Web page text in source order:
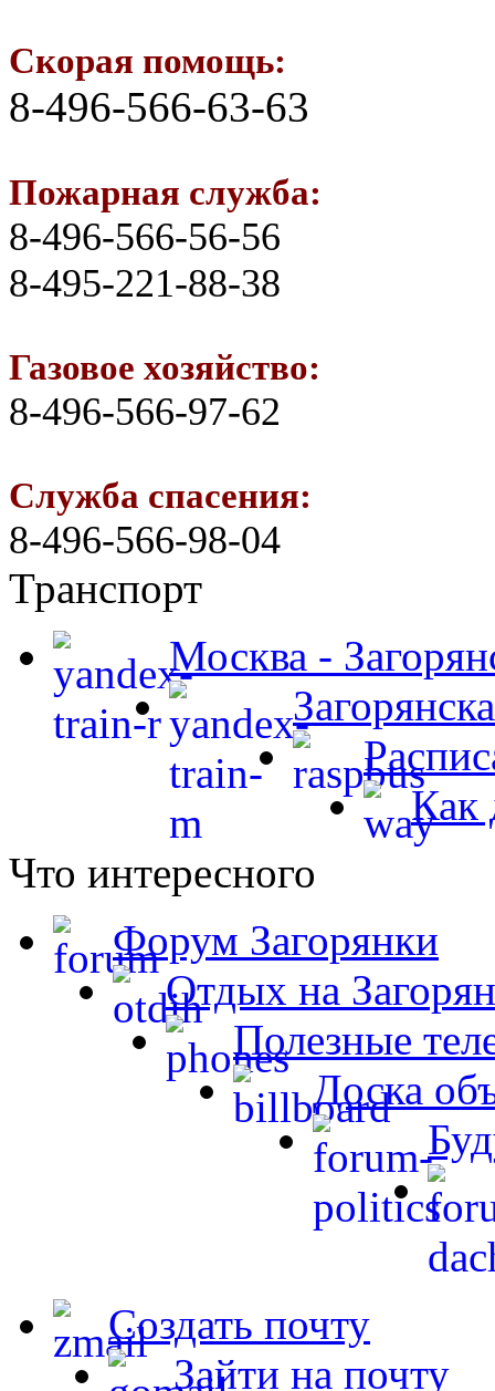
Скорая помощь:
8-496-566-63-63
Пожарная служба:
8-496-566-56-56
8-495-221-88-38
Газовое хозяйство:
8-496-566-97-62
Служба спасения:
8-496-566-98-04
Транспорт
Москва -
Как
Что интересного
Форум Загорянки
Отдых на
Полезные
Доска
Создать почту
Зайти на почту